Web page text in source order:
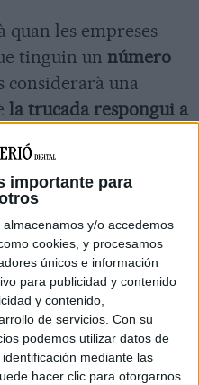
importante para
almacenamos y/o accedemos
cookies, y procesamos
únicos e información
para publicidad y contenido
y contenido,
de servicios. Con su
podemos utilizar datos de
mediante las
hacer clic para otorgarnos
quan les empreses
tinguin un número
considerarà una
la trucada respongui a
l'usuari ha tingut una
per oferir
any per adaptar-se
el dret a no rebre
intervenció
el consentiment